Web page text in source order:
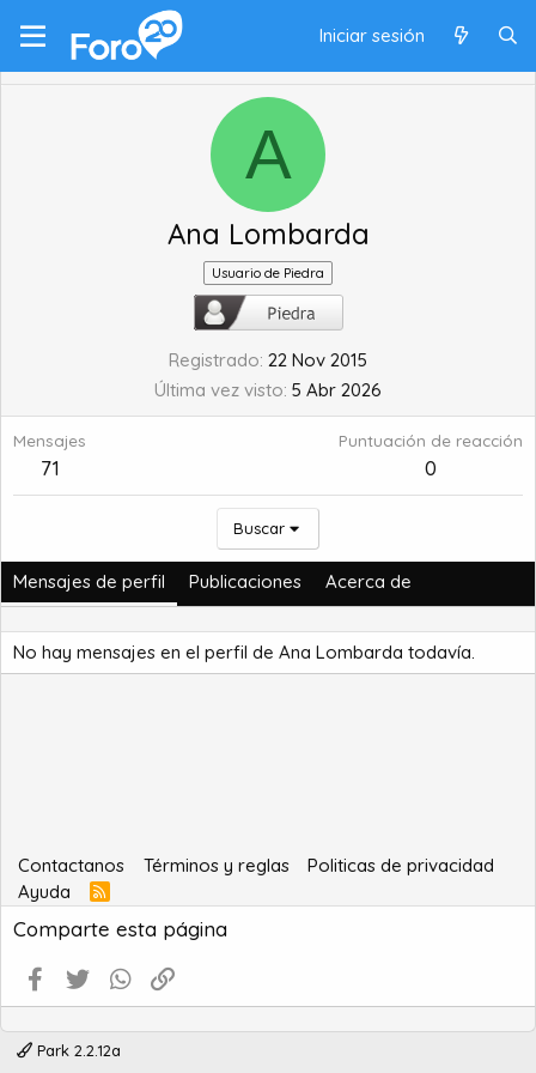
Iniciar sesión
A
Ana Lombarda
Usuario de Piedra
Registrado 22 Nov 2015
Última vez visto 5 Abr 2026
Mensajes
71
Puntuación de reacción
0
Buscar
Mensajes de perfil Publicaciones Acerca de
No hay mensajes en el perfil de Ana Lombarda todavía.
Contactanos Términos y reglas
Politicas de privacidad
Ayuda
R
S
S
Comparte esta página
Facebook
Twitter WhatsApp
Park 2.2.12a